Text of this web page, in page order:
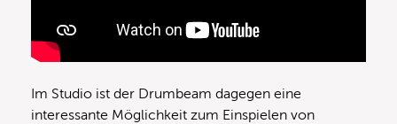
Im Studio ist der Drumbeam dagegen eine
interessante Möglichkeit zum Einspielen von